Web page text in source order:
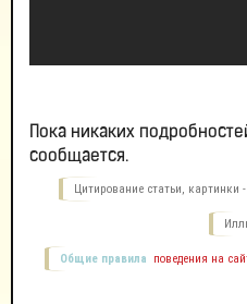
Пока никаких
сообщается.
Цитирование статьи, картинки
Общие правила поведения на